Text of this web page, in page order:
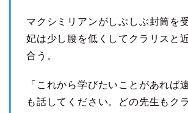
マクシミリアンがしぶしぶ封筒を
妃は少し腰を低くしてクラリスと
合う。
「これから学びたいことがあれば
も話してください。どの先生もク